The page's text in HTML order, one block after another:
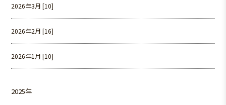
2026年3月 [10]
2026年2月 [16]
2026年1月 [10]
2025年